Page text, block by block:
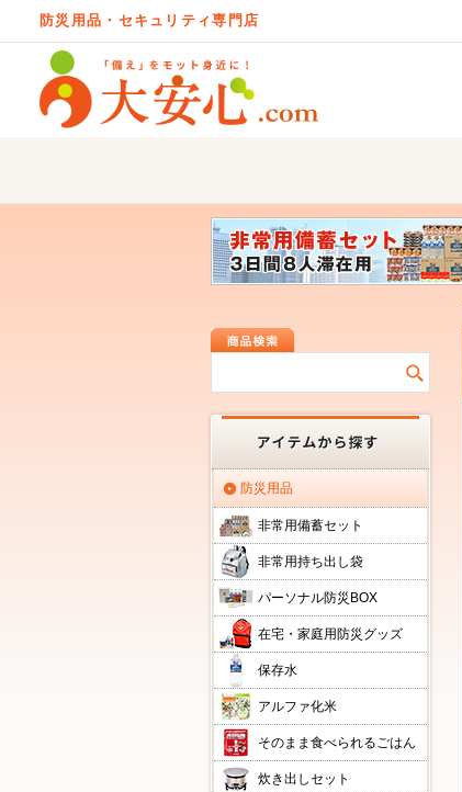
防災用品・セキュリティ専門店
防災用品
非常用備蓄セット
非常用持ち出し袋
パーソナル防災BOX
在宅・家庭用防災グッズ
保存水
アルファ化米
そのまま食べられるごはん
炊き出しセット